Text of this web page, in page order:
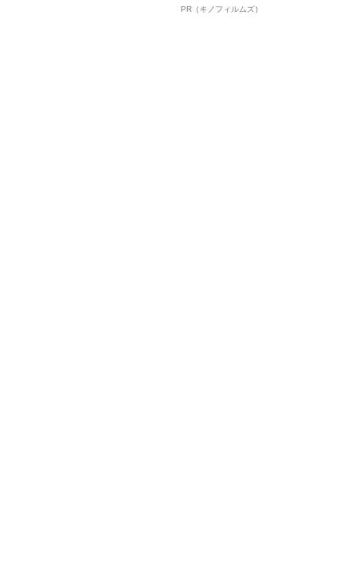
ルインタビュー“観客を魅了した
PR（キノフィルムズ）